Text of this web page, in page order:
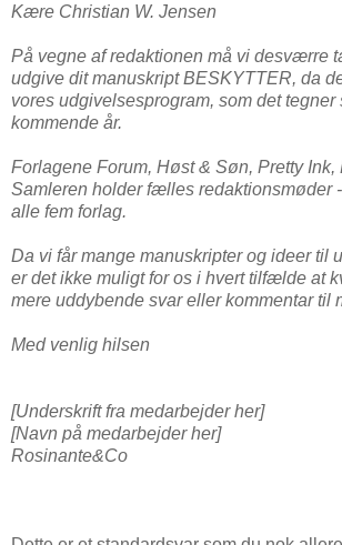
Kære Christian W. Jensen
På vegne af redaktionen må vi desværre
udgive dit manuskript BESKYTTER, da
vores udgivelsesprogram, som det tegner
kommende år.
Forlagene Forum, Høst & Søn, Pretty Ink,
Samleren holder fælles redaktionsmøder
alle fem forlag.
Da vi får mange manuskripter og ideer til
er det ikke muligt for os i hvert tilfælde at
mere uddybende svar eller kommentar til
Med venlig hilsen
[Underskrift fra medarbejder her]
[Navn på medarbejder her]
Rosinante&Co